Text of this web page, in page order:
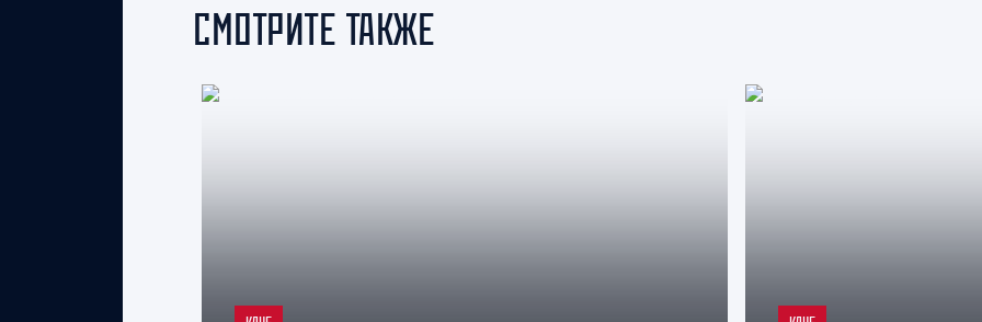
СМОТРИТЕ ТАКЖЕ